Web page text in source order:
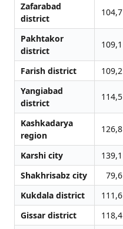
Zafarabad
district
104,7
Pakhtakor
district
109,1
Farish district 109,2
Yangiabad
district
114,5
Kashkadarya
region
126,8
Karshi city 139,1
Shakhrisabz city
79,6
Kukdala district
111,6
Gissar district
118,4